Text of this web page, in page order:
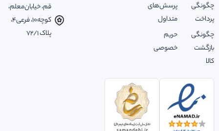
چگونگی
پرداخت
چگونگی
بازگشت
کالا
پرسش‌های
متداول
حریم
خصوصی
قم، خیابان‌معلم،
کوچه‌10، فرعی‌4،
پلاک ‌72/1